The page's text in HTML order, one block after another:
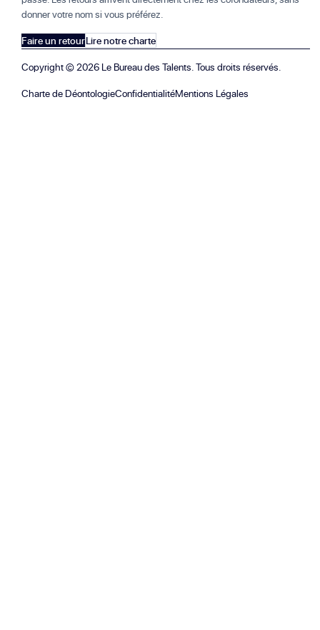
donner votre nom si vous préférez.
Faire un retourLire notre charte
Copyright ©2026 Le Bureau des Talents. Tous droits réservés.
Charte de DéontologieConfidentialitéMentions Légales